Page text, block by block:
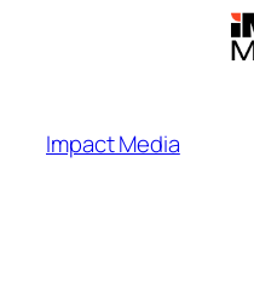
Impact Media